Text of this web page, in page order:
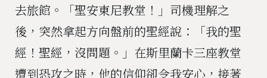
去旅館。「聖安東尼教堂！」司機理解之
後，突然拿起方向盤前的聖經說：「我的聖
經！聖經，沒問題。」在斯里蘭卡三座教堂
遭到恐攻之時，他的信仰卻令我安心，接著